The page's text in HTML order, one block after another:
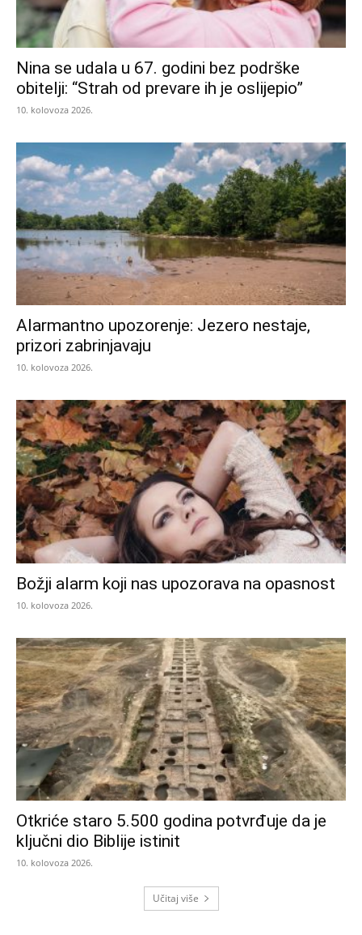
Nina se udala u 67. godini bez podrške
obitelji: “Strah od prevare ih je oslijepio”
10. kolovoza 2026.
Alarmantno upozorenje: Jezero nestaje,
prizori zabrinjavaju
10. kolovoza 2026.
Božji alarm koji nas upozorava na opasnost
10. kolovoza 2026.
Otkriće staro 5.500 godina potvrđuje da je
ključni dio Biblije istinit
10. kolovoza 2026.
Učitaj više